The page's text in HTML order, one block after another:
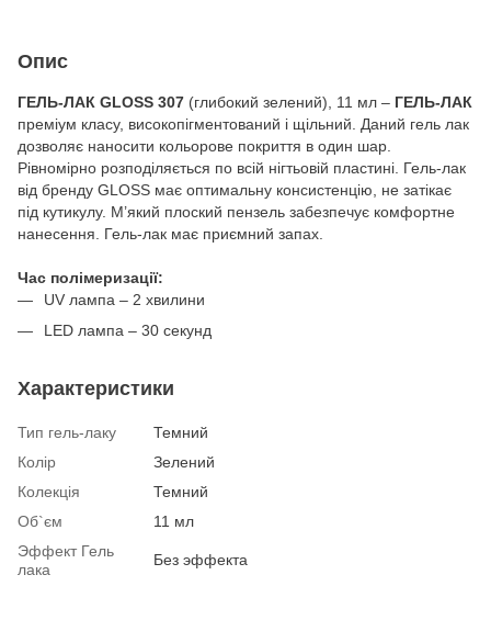
Опис
ГЕЛЬ-ЛАК GLOSS 307 (глибокий зелений), 11 мл – ГЕЛЬ-ЛАК
преміум класу, високопігментований і щільний. Даний гель лак
дозволяє наносити кольорове покриття в один шар.
Рівномірно розподіляється по всій нігтьовій пластині. Гель-лак
від бренду GLOSS має оптимальну консистенцію, не затікає
під кутикулу. М’який плоский пензель забезпечує комфортне
нанесення. Гель-лак має приємний запах.
Час полімеризації:
UV лампа – 2 хвилини
LED лампа – 30 секунд
Характеристики
Тип гель-лаку
Темний
Колір
Зелений
Колекція
Темний
Об`єм
11 мл
Эффект Гель
лака
Без эффекта